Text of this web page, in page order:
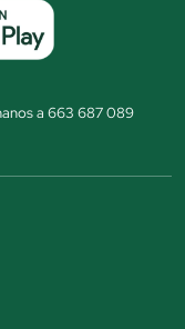
a 663 687 089